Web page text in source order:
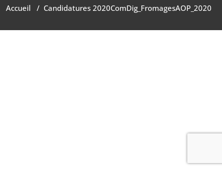
Accueil / Candidatures 2020ComDig_FromagesAOP_2020